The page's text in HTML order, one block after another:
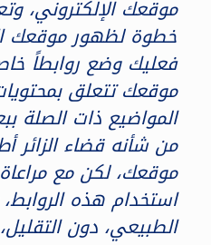
خطوة لظهور موقعك
فعليك وضع روابطاً
موقعك تتعلق
المواضيع ذات الصلة
من شأنه قضاء
موقعك، لكن مع
استخدام هذه
الطبيعي، دون التقليل،